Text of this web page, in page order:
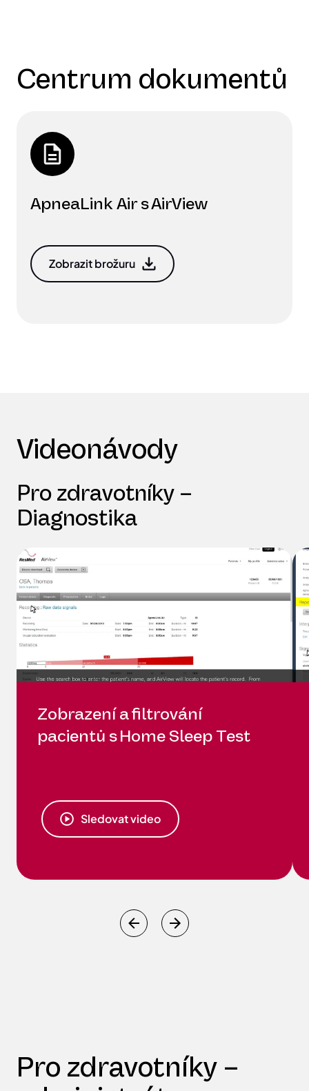
Centrum dokumentů
ApneaLink Air s AirView
Zobrazit brožuru
Videonávody
Pro zdravotníky –
Diagnostika
Zobrazení a filtrování
pacientů s Home Sleep Test
Sledovat video
Pro zdravotníky –